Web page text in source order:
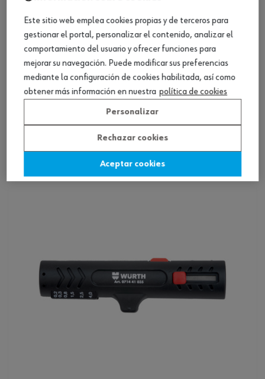
Herramienta pelacables Universal PLUS
Ver producto
Este sitio web emplea cookies propias y de terceros para
gestionar el portal, personalizar el contenido, analizar el
comportamiento del usuario y ofrecer funciones para
mejorar su navegación. Puede modificar sus preferencias
mediante la configuración de cookies habilitada, así como
obtener más información en nuestra política de cookies
Personalizar
Rechazar cookies
Aceptar cookies